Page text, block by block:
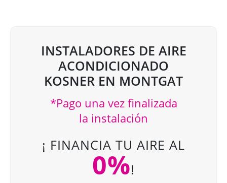
INSTALADORES DE AIRE
ACONDICIONADO
KOSNER EN MONTGAT
*Pago una vez finalizada
la instalación
¡ FINANCIA TU AIRE AL
0%!